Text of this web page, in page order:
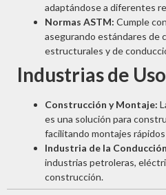
adaptándose a diferentes
Normas ASTM: Cumple
asegurando estándares de
estructurales y de
Industrias de Uso
Construcción y Montaje:
es una solución para
facilitando montajes
Industria de la
industrias petroleras,
construcción.